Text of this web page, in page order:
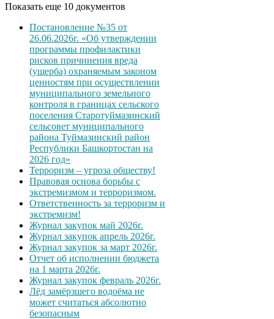
Показать еще 10 документов
Постановление №35 от
26.06.2026г. «Об утверждении
программы профилактики
рисков причинения вреда
(ущерба) охраняемым законом
ценностям при осуществлении
муниципального земельного
контроля в границах сельского
поселения Старотуймазинский
сельсовет муниципального
района Туймазинский район
Республики Башкортостан на
2026 год»
Терроризм – угроза обществу!
Правовая основа борьбы с
экстремизмом и терроризмом.
Ответственность за терроризм и
экстремизм!
Журнал закупок май 2026г.
Журнал закупок апрель 2026г.
Журнал закупок за март 2026г.
Отчет об исполнении бюджета
на 1 марта 2026г.
Журнал закупок февраль 2026г.
Лёд замёрзшего водоёма не
может считаться абсолютно
безопасным